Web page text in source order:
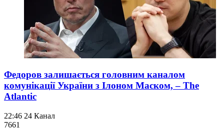
Федоров залишається головним каналом
комунікації України з Ілоном Маском, – The
Atlantic
22:46 24 Канал
7661